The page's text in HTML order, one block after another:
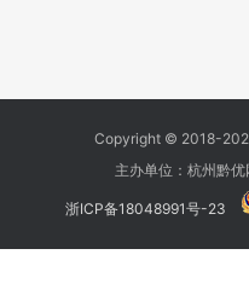
Copyright © 2018-
主办单位：杭州黔
浙ICP备18048991号-23